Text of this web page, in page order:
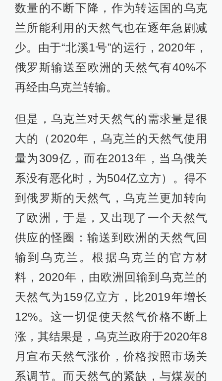
数量的不断下降，作为转运国的乌克
兰所能利用的天然气也在逐年急剧减
少。由于“北溪1号”的运行，2020年，
俄罗斯输送至欧洲的天然气有40%不
再经由乌克兰转输。
但是，乌克兰对天然气的需求量是很
大的（2020年，乌克兰的天然气使用
量为309亿，而在2013年，当乌俄关
系没有恶化时，为504亿立方）。得不
到俄罗斯的天然气，乌克兰更加转向
了欧洲，于是，又出现了一个天然气
供应的怪圈：输送到欧洲的天然气回
输到乌克兰。根据乌克兰的官方材
料，2020年，由欧洲回输到乌克兰的
天然气为159亿立方，比2019年增长
12%。这一切促使天然气价格不断上
涨，其结果是，乌克兰政府于2020年8
月宣布天然气涨价，价格按照市场关
系调节。而天然气的紧缺，与煤炭的